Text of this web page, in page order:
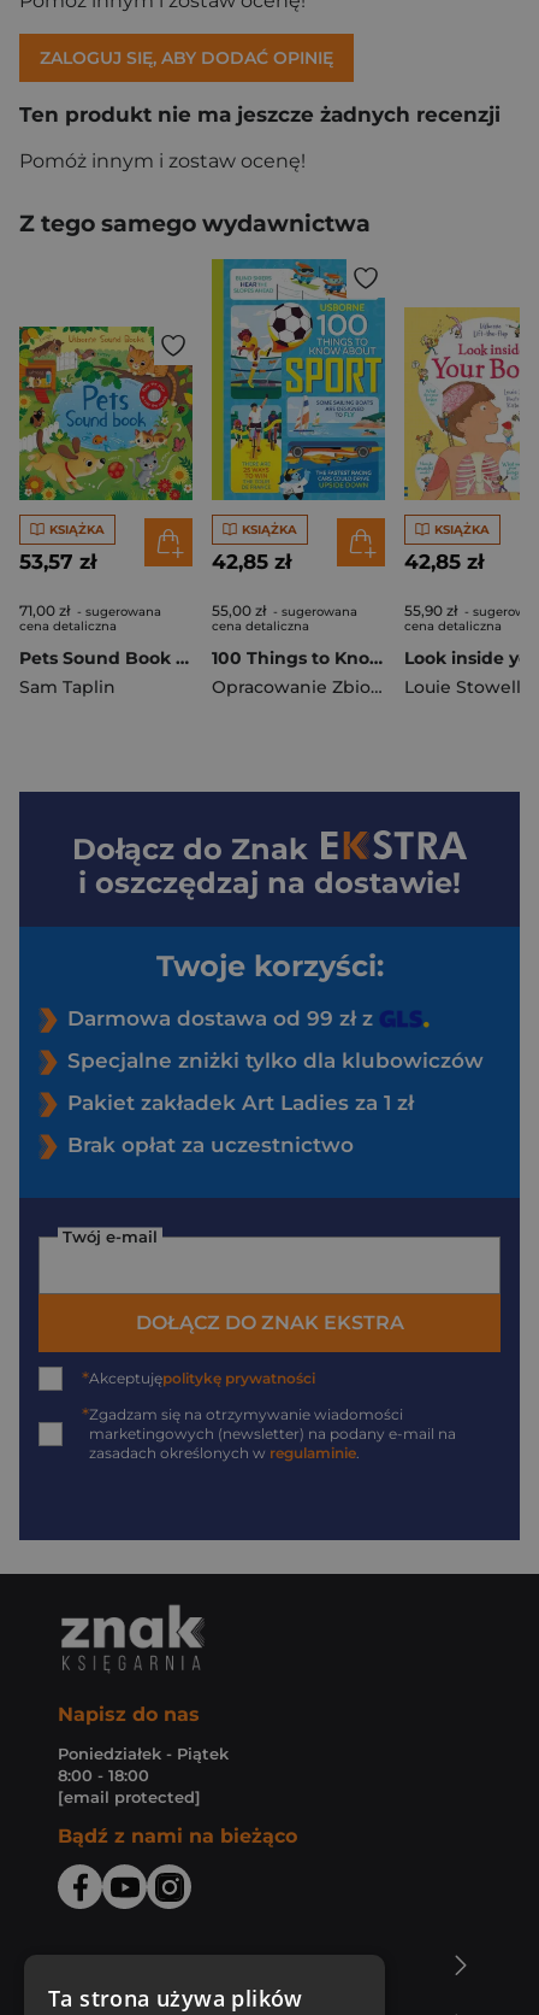
ZALOGUJ SIĘ, ABY DODAĆ OPINIĘ
Ten produkt nie ma jeszcze żadnych recenzji
Pomóż innym i zostaw ocenę!
Z tego samego wydawnictwa
KSIĄŻKA
53,57 zł
71,00 zł - sugerowana
cena detaliczna
Pets Sound Book wer. angielska
Sam Taplin
KSIĄŻKA
42,85 zł
55,00 zł - sugerowana
cena detaliczna
100 Things to Know About Sport wer. angielska
Opracowanie Zbiorowe
KSIĄŻKA
42,85 zł
55,90 zł -
cena detaliczna
Louie Stowell
Dołącz do Znak
i oszczędzaj na dostawie!
Twoje korzyści:
Darmowa dostawa od 99 zł z
Specjalne zniżki tylko dla klubowiczów
Pakiet zakładek Art Ladies za 1 zł
Brak opłat za uczestnictwo
Twój e-mail
DOŁĄCZ DO ZNAK EKSTRA
*Akceptujępolitykę prywatności
*Zgadzam się na otrzymywanie wiadomości
marketingowych (newsletter) na podany e-mail na
zasadach określonych w regulaminie.
Napisz do nas
Poniedziałek - Piątek
8:00 - 18:00
[email protected]
Bądź z nami na bieżąco
Ta strona używa plików